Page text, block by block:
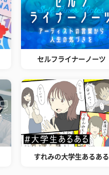
セルフライナーノーツ
すれみの大学生あるある